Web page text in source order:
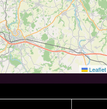
Leaflet